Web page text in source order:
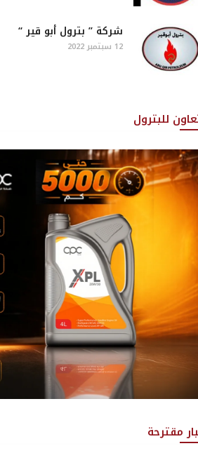
شركة ” بترول أبو قير “
12 سبتمبر 2022
للبترول
مقترحة